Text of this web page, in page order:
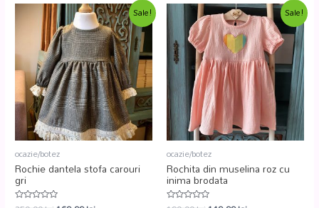
Sale!
ocazie/botez
Rochie dantela stofa carouri
gri
Sale!
ocazie/botez
Rochita din muselina roz cu
inima brodata